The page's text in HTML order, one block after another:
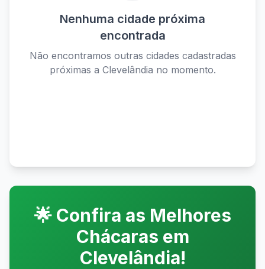
Nenhuma cidade próxima
encontrada
Não encontramos outras cidades cadastradas
próximas a Clevelândia no momento.
🌟 Confira as Melhores
Chácaras em
Clevelândia!